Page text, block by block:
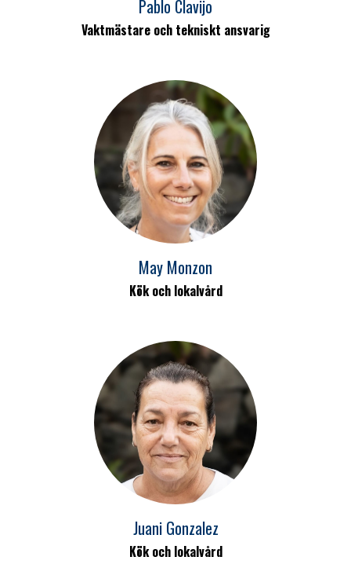
Pablo Clavijo
Vaktmästare och tekniskt ansvarig
May Monzon
Kök och lokalvård
Juani Gonzalez
Kök och lokalvård